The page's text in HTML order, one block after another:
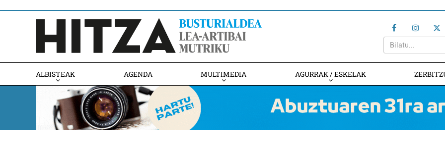
ALBISTEAK AGENDA MULTIMEDIA AGURRAK / ESKELAK